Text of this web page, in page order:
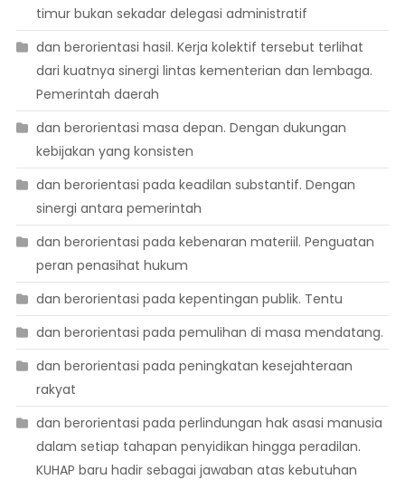
timur bukan sekadar delegasi administratif
dan berorientasi hasil. Kerja kolektif tersebut terlihat
dari kuatnya sinergi lintas kementerian dan lembaga.
Pemerintah daerah
dan berorientasi masa depan. Dengan dukungan
kebijakan yang konsisten
dan berorientasi pada keadilan substantif. Dengan
sinergi antara pemerintah
dan berorientasi pada kebenaran materiil. Penguatan
peran penasihat hukum
dan berorientasi pada kepentingan publik. Tentu
dan berorientasi pada pemulihan di masa mendatang.
dan berorientasi pada peningkatan kesejahteraan
rakyat
dan berorientasi pada perlindungan hak asasi manusia
dalam setiap tahapan penyidikan hingga peradilan.
KUHAP baru hadir sebagai jawaban atas kebutuhan